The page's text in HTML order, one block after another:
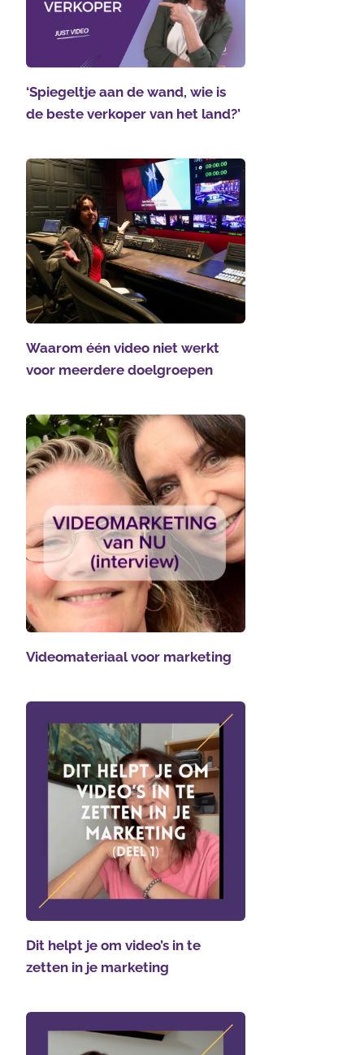
‘Spiegeltje aan de wand, wie is
de beste verkoper van het land?’
Waarom één video niet werkt
voor meerdere doelgroepen
Videomateriaal voor marketing
Dit helpt je om video’s in te
zetten in je marketing